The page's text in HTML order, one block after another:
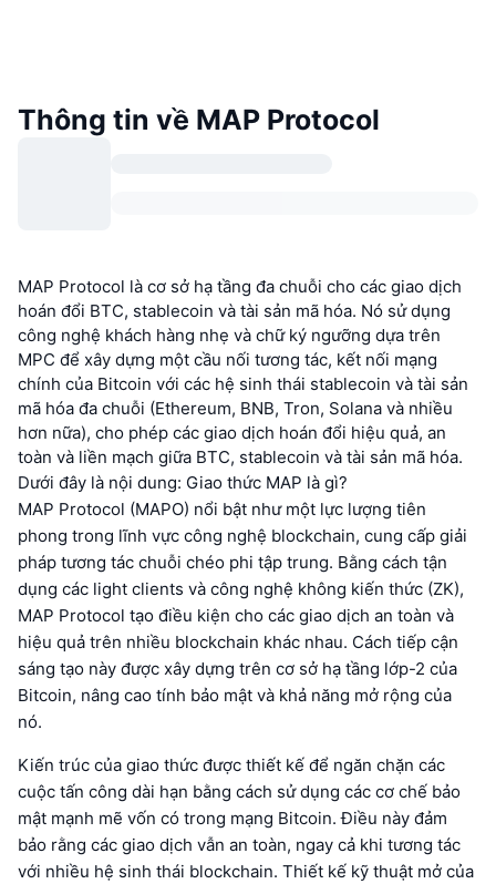
Thông tin về MAP Protocol
MAP Protocol là cơ sở hạ tầng đa chuỗi cho các giao dịch
hoán đổi BTC, stablecoin và tài sản mã hóa. Nó sử dụng
công nghệ khách hàng nhẹ và chữ ký ngưỡng dựa trên
MPC để xây dựng một cầu nối tương tác, kết nối mạng
chính của Bitcoin với các hệ sinh thái stablecoin và tài sản
mã hóa đa chuỗi (Ethereum, BNB, Tron, Solana và nhiều
hơn nữa), cho phép các giao dịch hoán đổi hiệu quả, an
toàn và liền mạch giữa BTC, stablecoin và tài sản mã hóa.
Dưới đây là nội dung: Giao thức MAP là gì?
MAP Protocol (MAPO) nổi bật như một lực lượng tiên
phong trong lĩnh vực công nghệ blockchain, cung cấp giải
pháp tương tác chuỗi chéo phi tập trung. Bằng cách tận
dụng các light clients và công nghệ không kiến thức (ZK),
MAP Protocol tạo điều kiện cho các giao dịch an toàn và
hiệu quả trên nhiều blockchain khác nhau. Cách tiếp cận
sáng tạo này được xây dựng trên cơ sở hạ tầng lớp-2 của
Bitcoin, nâng cao tính bảo mật và khả năng mở rộng của
nó.
Kiến trúc của giao thức được thiết kế để ngăn chặn các
cuộc tấn công dài hạn bằng cách sử dụng các cơ chế bảo
mật mạnh mẽ vốn có trong mạng Bitcoin. Điều này đảm
bảo rằng các giao dịch vẫn an toàn, ngay cả khi tương tác
với nhiều hệ sinh thái blockchain. Thiết kế kỹ thuật mở của